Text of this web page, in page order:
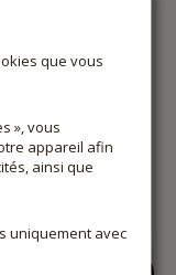
que vous
», vous
appareil afin
ainsi que
uniquement avec